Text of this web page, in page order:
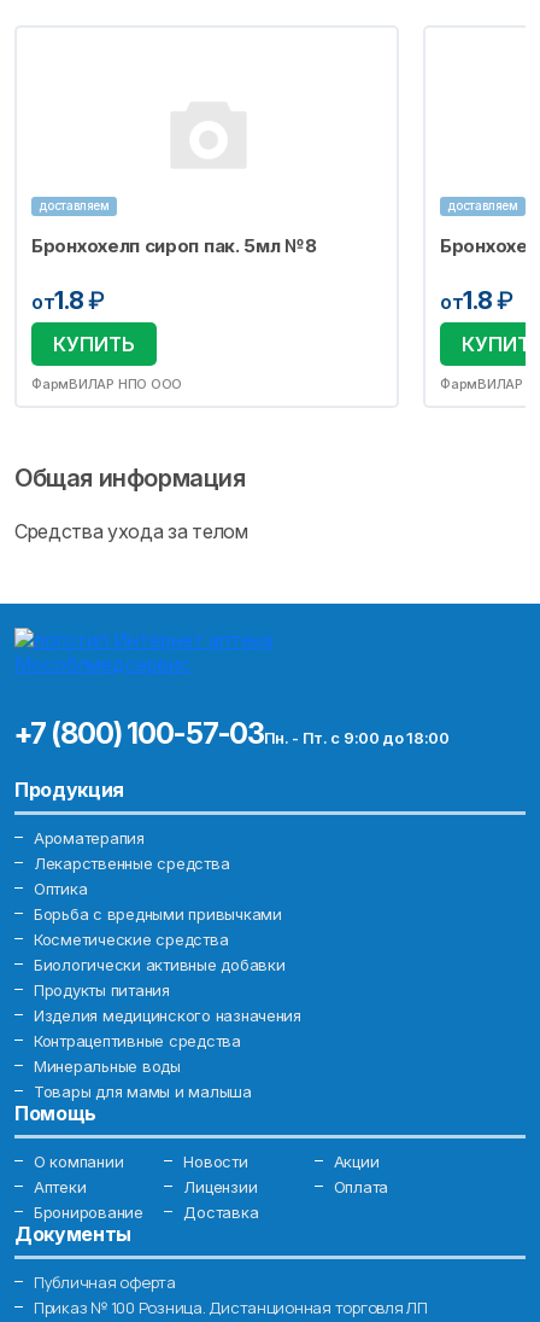
доставляем
Бронхохелп сироп пак. 5мл №8
от1.8₽
КУПИТЬ
ФармВИЛАР НПО ООО
доставляем
от1.8₽
ФармВИЛАР
Общая информация
Средства ухода за телом
+7 (800) 100-57-03Пн. - Пт. с 9:00 до 18:00
Продукция
Ароматерапия
Лекарственные средства
Оптика
Борьба с вредными привычками
Косметические средства
Биологически активные добавки
Продукты питания
Изделия медицинского назначения
Контрацептивные средства
Минеральные воды
Товары для мамы и малыша
Помощь
О компании Новости
Акции
Аптеки
Лицензии
Оплата
Бронирование
Доставка
Документы
Публичная оферта
Приказ № 100 Розница. Дистанционная торговля ЛП